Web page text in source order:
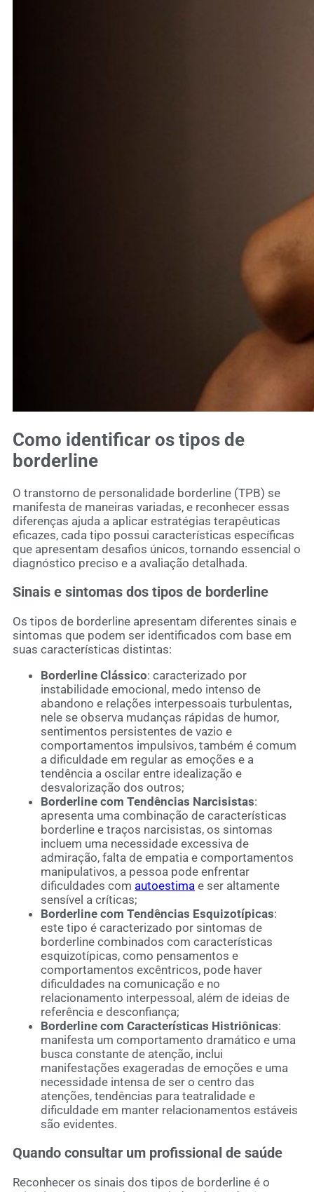
Como identificar os tipos de
borderline
O transtorno de personalidade borderline (TPB) se
manifesta de maneiras variadas, e reconhecer essas
diferenças ajuda a aplicar estratégias terapêuticas
eficazes, cada tipo possui características específicas
que apresentam desafios únicos, tornando essencial o
diagnóstico preciso e a avaliação detalhada.
Sinais e sintomas dos tipos de borderline
Os tipos de borderline apresentam diferentes sinais e
sintomas que podem ser identificados com base em
suas características distintas:
Borderline Clássico: caracterizado por
instabilidade emocional, medo intenso de
abandono e relações interpessoais turbulentas,
nele se observa mudanças rápidas de humor,
sentimentos persistentes de vazio e
comportamentos impulsivos, também é comum
a dificuldade em regular as emoções e a
tendência a oscilar entre idealização e
desvalorização dos outros;
Borderline com Tendências Narcisistas:
apresenta uma combinação de características
borderline e traços narcisistas, os sintomas
incluem uma necessidade excessiva de
admiração, falta de empatia e comportamentos
manipulativos, a pessoa pode enfrentar
dificuldades com autoestima e ser altamente
sensível a críticas;
Borderline com Tendências Esquizotípicas:
este tipo é caracterizado por sintomas de
borderline combinados com características
esquizotípicas, como pensamentos e
comportamentos excêntricos, pode haver
dificuldades na comunicação e no
relacionamento interpessoal, além de ideias de
referência e desconfiança;
Borderline com Características Histriônicas:
manifesta um comportamento dramático e uma
busca constante de atenção, inclui
manifestações exageradas de emoções e uma
necessidade intensa de ser o centro das
atenções, tendências para teatralidade e
dificuldade em manter relacionamentos estáveis
são evidentes.
Quando consultar um profissional de saúde
Reconhecer os sinais dos tipos de borderline é o